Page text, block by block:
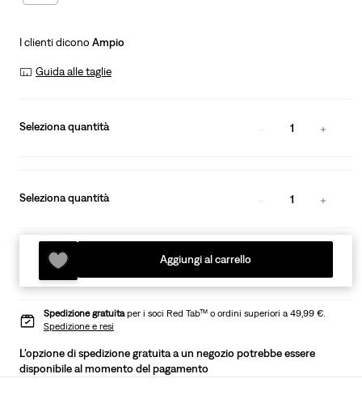
I clienti dicono Ampio
Guida alle taglie
Seleziona quantità 1
Seleziona quantità 1
Aggiungi al carrello
Spedizione gratuitaper i soci Red Tab™ o ordini superiori a 49,99 €.
Spedizione e resi
L'opzione di spedizione gratuita a un negozio potrebbe essere
disponibile al momento del pagamento